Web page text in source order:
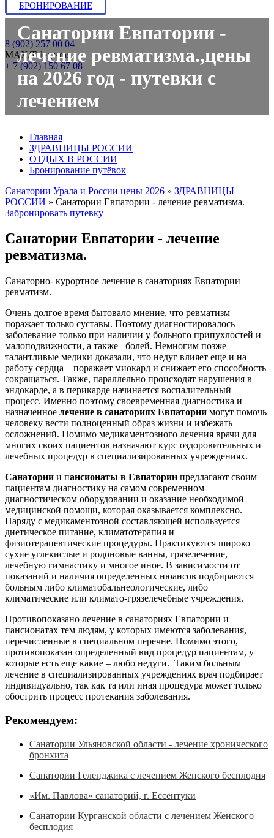
БРОНИРОВАНИЕ
8 (902) 257 00 04
МАХ/Telegram:
+ 7 (902) 150 67 08
Санатории Евпатории -
лечение ревматизма.,цены
на 2026 год - путевки с
лечением
Главная
ЗДРАВНИЦЫ РОССИИ
ОТДЫХ В РОССИИ
Бронирование путёвок
Санатории Урала и России цены 2026 » ЗДРАВНИЦЫ
РОССИИ » Санатории Евпатории - лечение ревматизма.
Забронировать путевку
Санатории Евпатории - лечение
ревматизма.
Санаторно- курортное лечение в санаториях Евпатории –
ревматизм.
Очень долгое время бытовало мнение, что ревматизм
поражает только суставы. Поэтому диагностировалось
заболевание только при наличии у больного припухлостей и
малоподвижности, а также –болей. Немногим позже
талантливые медики доказали, что недуг влияет еще и на
работу сердца – поражает миокард и снижает его способность
сокращаться. Также, параллельно происходят нарушения в
эндокарде, а в перикарде начинается воспалительный
процесс. Именно поэтому своевременная диагностика и
назначенное лечение в санаториях Евпатории могут помочь
человеку вести полноценный образ жизни и избежать
осложнений. Помимо медикаментозного лечения врачи для
многих своих пациентов назначают курс оздоровительных и
лечебных процедур в специализированных учреждениях.
Санатории и пансионаты в Евпатории предлагают своим
пациентам диагностику на самом современном
диагностическом оборудовании и оказание необходимой
медицинской помощи, которая оказывается комплексно.
Наряду с медикаментозной составляющей используется
диетическое питание, климатотерапия и
физиотерапевтические процедуры. Практикуются широко
сухие углекислые и родоновые ванны, грязелечение,
лечебную гимнастику и многое иное. В зависимости от
показаний и наличия определенных нюансов подбираются
больным либо климатобальнеологические, либо
климатические или климато-грязелечебные учреждения.
Противопоказано лечение в санаториях Евпатории и
пансионатах тем людям, у которых имеются заболевания,
перечисленные в специальном перечне. Помимо этого,
противопоказан определенный вид процедур пациентам, у
которые есть еще какие – любо недуги. Таким больным
лечение в специализированных учреждениях врач подбирает
индивидуально, так как та или иная процедура может только
обострить процесс протекания заболевания.
Рекомендуем:
Санатории Ульяновской области - лечение хронического
бронхита
Санатории Геленджика с лечением Женского бесплодия
«Им. Павлова» санаторий, г. Ессентуки
Санатории Курганской области с лечением Женского
бесплодия